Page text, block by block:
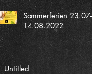
Sommerferien 23.07-
14.08.2022
Untitled